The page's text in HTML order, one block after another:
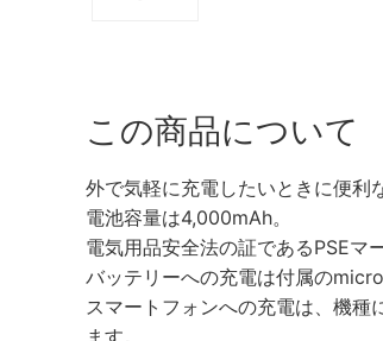
この商品について
外で気軽に充電したいときに便利
電池容量は4,000mAh。
電気用品安全法の証であるPSEマ
バッテリーへの充電は付属の
スマートフォンへの充電は、機種
ます。